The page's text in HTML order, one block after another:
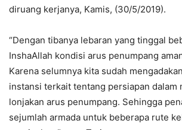
diruang kerjanya, Kamis, (30/5/2019).
“Dengan tibanya lebaran yang tinggal
InshaAllah kondisi arus penumpang
Karena selumnya kita sudah
instansi terkait tentang persiapan dalam
lonjakan arus penumpang. Sehingga
sejumlah armada untuk beberapa rute